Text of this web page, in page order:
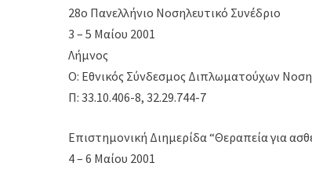
28ο Πανελλήνιο Νοσηλευτικό Συνέδριο
3 – 5 Μαίου 2001
Λήμνος
Ο: Εθνικός Σύνδεσμος Διπλωματούχων
Π: 33.10.406-8, 32.29.744-7
Επιστημονική Διημερίδα “Θεραπεία για
4 – 6 Μαίου 2001